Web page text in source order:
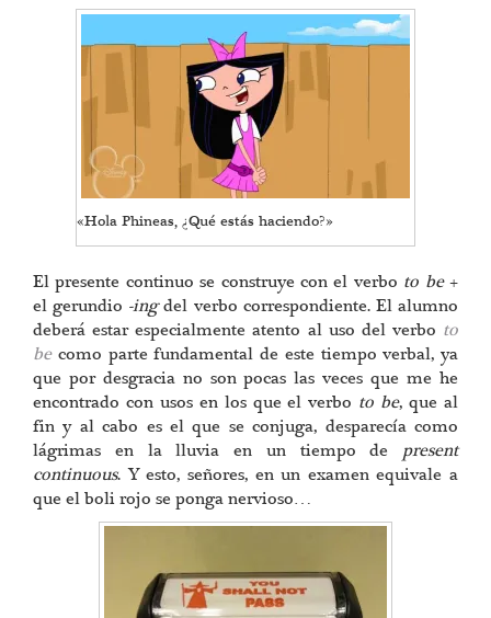
«Hola Phineas, ¿Qué estás haciendo?»
El presente continuo se construye con el verbo to be+
el gerundio -ingdel verbo correspondiente. El alumno
deberá estar especialmente atento al uso del verbo to
be como parte fundamental de este tiempo verbal, ya
que por desgracia no son pocas las veces que me he
encontrado con usos en los que el verbo to be, que al
fin y al cabo es el que se conjuga, desparecía como
lágrimas en la lluvia en un tiempo de present
continuous. Y esto, señores, en un examen equivale a
que el boli rojo se ponga nervioso…